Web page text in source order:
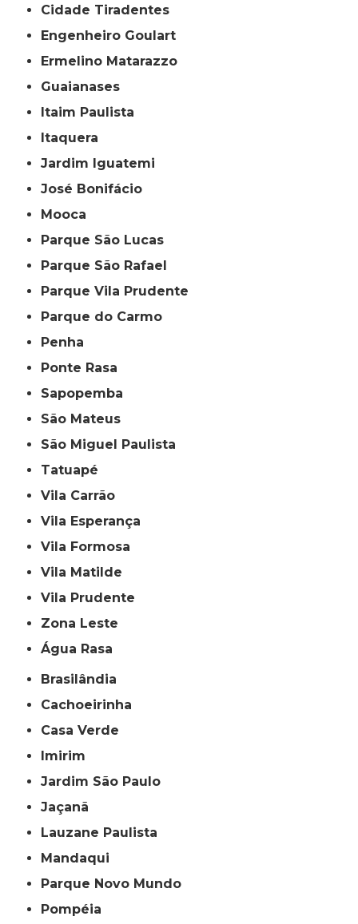
Cidade Tiradentes
Engenheiro Goulart
Ermelino Matarazzo
Guaianases
Itaim Paulista
Itaquera
Jardim Iguatemi
José Bonifácio
Mooca
Parque São Lucas
Parque São Rafael
Parque Vila Prudente
Parque do Carmo
Penha
Ponte Rasa
Sapopemba
São Mateus
São Miguel Paulista
Tatuapé
Vila Carrão
Vila Esperança
Vila Formosa
Vila Matilde
Vila Prudente
Zona Leste
Água Rasa
Brasilândia
Cachoeirinha
Casa Verde
Imirim
Jardim São Paulo
Jaçanã
Lauzane Paulista
Mandaqui
Parque Novo Mundo
Pompéia